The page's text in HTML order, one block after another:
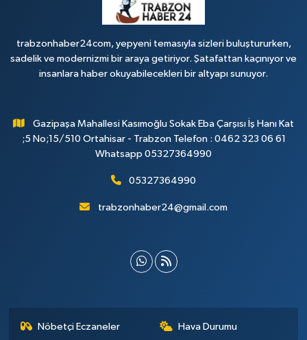
trabzonhaber24com, yepyeni temasıyla sizleri buluştururken,
sadelik ve modernizmi bir araya getiriyor. Şatafattan kaçınıyor ve
insanlara haber okuyabilecekleri bir altyapı sunuyor.
Gazipaşa Mahallesi Kasımoğlu Sokak Eba Çarşısı İş Hanı Kat
;5 No;15/510 Ortahisar - Trabzon Telefon : 0462 323 06 61
Whatsapp 05327364990
05327364990
trabzonhaber24@gmail.com
Nöbetçi Eczaneler Hava Durumu